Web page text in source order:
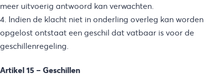
meer uitvoerig antwoord kan verwachten.
4. Indien de klacht niet in onderling overleg kan worden
opgelost ontstaat een geschil dat vatbaar is voor de
geschillenregeling.
Artikel 15 – Geschillen